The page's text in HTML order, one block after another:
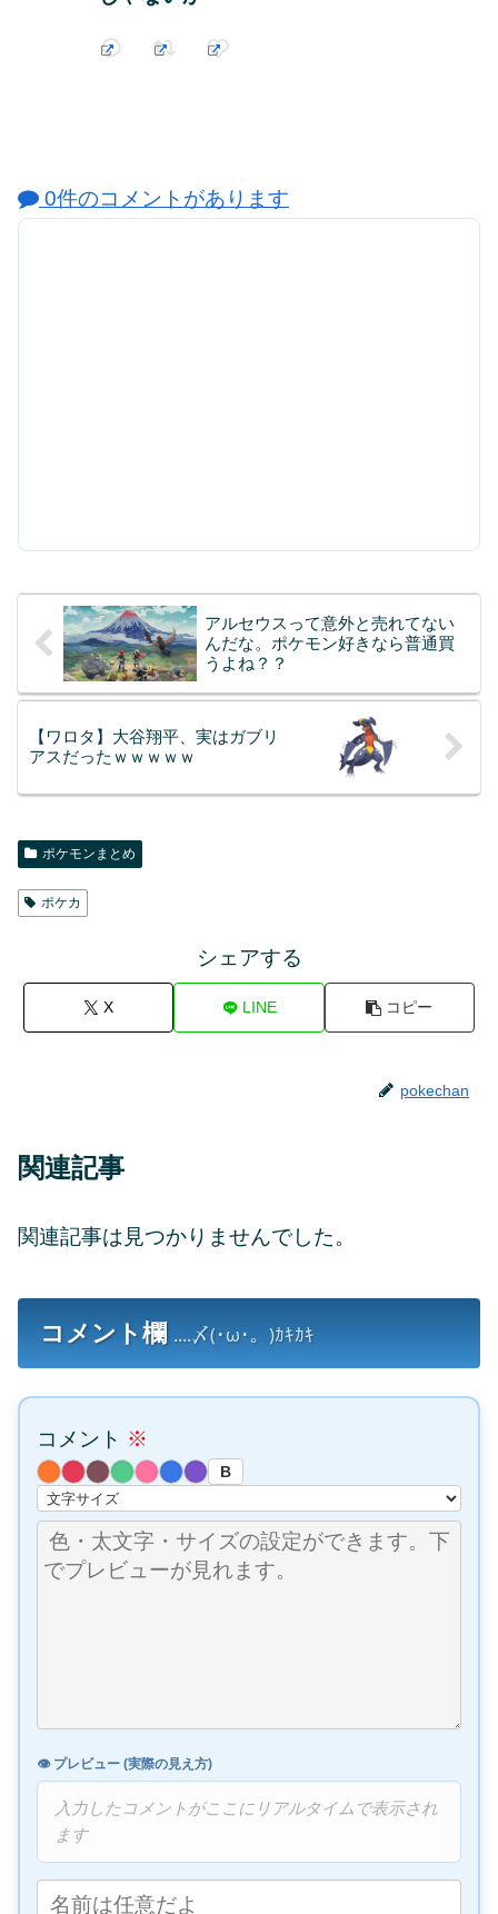
0件のコメントがあります
アルセウスって意外と売れてない
んだな。ポケモン好きなら普通買
うよね？？
【ワロタ】大谷翔平、実はガブリ
アスだったｗｗｗｗｗ
ポケモンまとめ
ポケカ
シェアする
X LINE コピー
pokechan
関連記事
関連記事は見つかりませんでした。
コメント欄 ....〆(･ω･。)ｶｷｶｷ
コメント ※
B
👁️ プレビュー (実際の見え方)
入力したコメントがここにリアルタイムで表示され
ます